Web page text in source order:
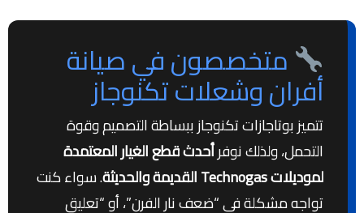
متخصصون في صيانة
أفران وشعلات تكنوجاز
تتميز بوتاجازات تكنوجاز ببساطة التصميم وقوة
التحمل، ولذلك نوفرأحدث قطع الغيار المعتمدة
لموديلات Technogas القديمة والحديثة
. سواء كنت
تواجه مشكلة في “ضعف نار الفرن”، أو “تعليق